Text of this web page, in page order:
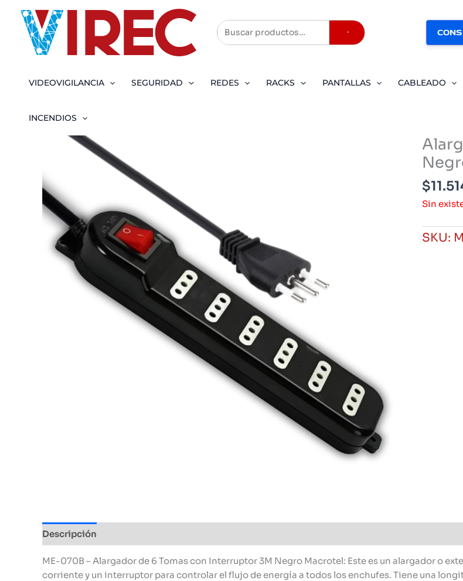
contenido
Buscar
VIDEOVIGILANCIA SEGURIDAD REDES RACKS PANTALLAS CABLEADO
INCENDIOS
$
Sin
SKU:
Descripción
ME-070B – Alargador de 6 Tomas con Interruptor 3M Negro Macrotel: Este es un alargador o
corriente y un interruptor para controlar el flujo de energía a todos los enchufes. Tiene una